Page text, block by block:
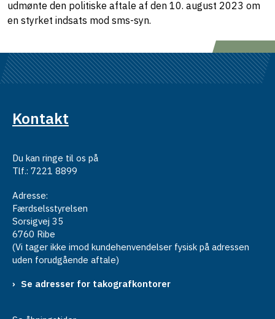
udmønte den politiske aftale af den 10. august 2023 om
en styrket indsats mod sms-syn.
Kontakt
Du kan ringe til os på
Tlf.: 7221 8899
Adresse:
Færdselsstyrelsen
Sorsigvej 35
6760 Ribe
(Vi tager ikke imod kundehenvendelser fysisk på adressen
uden forudgående aftale)
Se adresser for takografkontorer